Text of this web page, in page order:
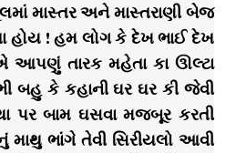
માસ્તર અને માસ્તરાણી બેજ
હોય ! હમ લોગ કે દેખ ભાઈ દેખ
આપણું તારક મહેતા કા ઊલ્ટા
બહુ કે કહાની ઘર ઘર કી જેવી
પર બામ ઘસવા મજબૂર કરતી
માથુ ભાંગે તેવી સિરીયલો આવી